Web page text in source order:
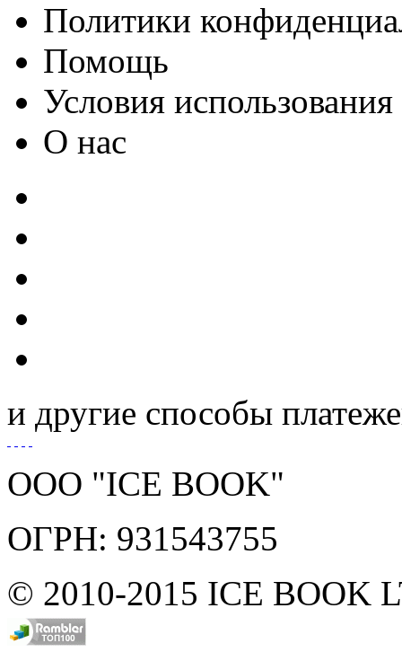
Политики
Помощь
Условия использования
О нас
и другие способы
ООО "ICE BOOK"
ОГРН: 931543755
© 2010-2015 ICE BOOK